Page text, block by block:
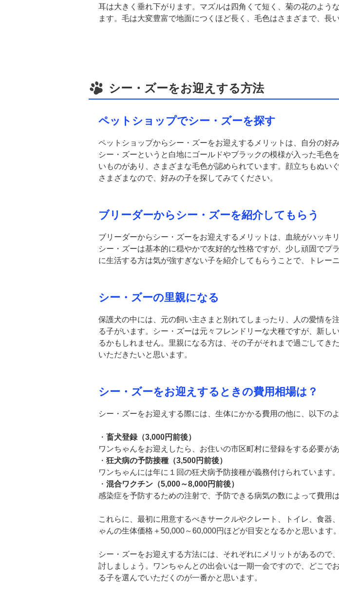
耳は大きく垂れ下がります。マズルは四角くて短く、菊の花のよう
ます。毛は大変豊富で地面につくほど長く、毛色はさまざまで、長
シー・ズーをお迎えする方法
ペットショップでシー・ズーを探す
ペットショップからシー・ズーをお迎えするメリットは、自分の好
シー・ズーというと白地にゴールドやブラックの模様が入った毛
いものがあり、さまざまな毛色が認められています。顔立ちもぬ
さまざまなので、好みの子を探してみてください。
ブリーダーからシー・ズーを紹介してもらう
ブリーダーからシー・ズーをお迎えするメリットは、血統がハッキ
シー・ズーは基本的に穏やかで友好的な性格ですが、少し頑固で
に生活する方は気が強すぎない子を紹介してもらうことで、トレー
シー・ズーの里親になる
保護犬の中には、元の飼い主さまと別れてしまったり、人の愛情を
る子がいます。シー・ズーは元々フレンドリーな犬種ですが、新
るかもしれません。里親になる方は、その子がそれまで過ごしてき
いただきたいと思います。
シー・ズーをお迎えするときの費用相場は？
シー・ズーをお迎えする際には、生体にかかる費用の他に、以下の
・ 畜犬登録（3,000円前後）
ワンちゃんをお迎えしたら、お住いの市区町村に登録をする必要があ
・ 狂犬病の予防接種（3,500円前後）
ワンちゃんには年に１回の狂犬病予防接種が義務付けられています。
・ 混合ワクチン（5,000～8,000円前後）
感染症を予防するための注射で、予防できる病気の数によって費用
これらに、最初に用意するべきサークルやクレート、トイレ、食器
ゃんの生体価格＋50,000～60,000円ほどが目安となるかと思います。
シー・ズーをお迎えする方法には、それぞれにメリットがあるの
討しましょう。ワンちゃんとの出会いは一期一会ですので、どこで
る子を選んでいただくのが一番かと思います。